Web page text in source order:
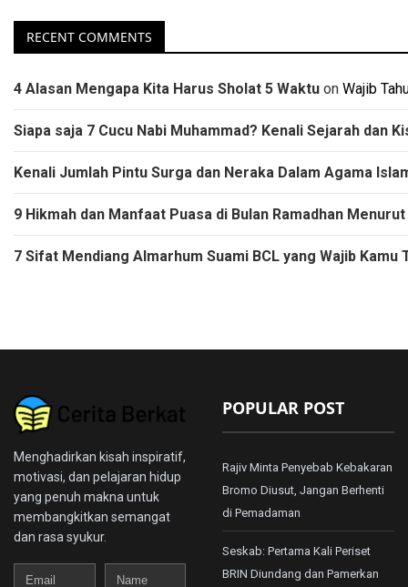
RECENT COMMENTS
4 Alasan Mengapa Kita Harus Sholat 5 Waktu on Wajib
Siapa saja 7 Cucu Nabi Muhammad? Kenali Sejarah dan
Kenali Jumlah Pintu Surga dan Neraka Dalam Agama
9 Hikmah dan Manfaat Puasa di Bulan Ramadhan
7 Sifat Mendiang Almarhum Suami BCL yang Wajib Kamu
Menghadirkan kisah inspiratif,
motivasi, dan pelajaran hidup
yang penuh makna untuk
membangkitkan semangat
dan rasa syukur.
Email
Name
POPULAR POST
Rajiv Minta Penyebab Kebakaran
Bromo Diusut, Jangan Berhenti
di Pemadaman
Seskab: Pertama Kali Periset
BRIN Diundang dan Pamerkan